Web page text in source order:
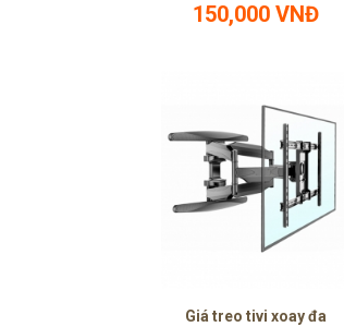
150,000 VNĐ
Giá treo tivi xoay đa